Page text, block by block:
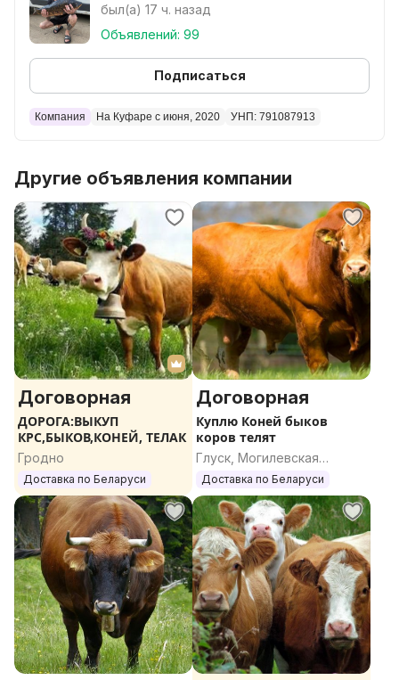
был(а) 17 ч. назад
Объявлений: 99
Подписаться
Компания На Куфаре с июня, 2020 УНП: 791087913
Другие объявления компании
Договорная
ДОРОГА:ВЫКУП
КРС,БЫКОВ,КОНЕЙ, ТЕЛАК
Гродно
Доставка по Беларуси
Договорная
Куплю Коней быков
коров телят
Глуск, Могилевская
область
Доставка по Беларуси